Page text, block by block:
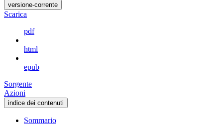
versione-corrente
Scarica
pdf
html
epub
Sorgente
Azioni
indice dei contenuti
Sommario